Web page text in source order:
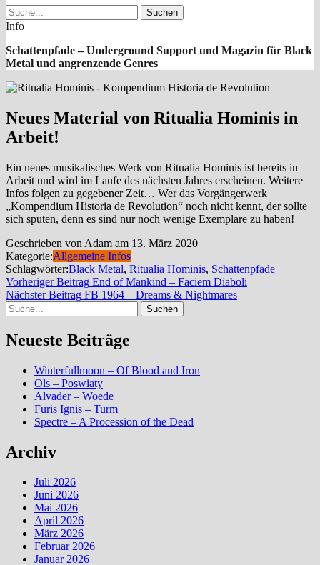
Suche
Info
Schattenpfade – Underground Support und Magazin für Black
Metal und angrenzende Genres
Neues Material von Ritualia Hominis in
Arbeit!
Ein neues musikalisches Werk von Ritualia Hominis ist bereits in
Arbeit und wird im Laufe des nächsten Jahres erscheinen. Weitere
Infos folgen zu gegebener Zeit… Wer das Vorgängerwerk
„Kompendium Historia de Revolution“ noch nicht kennt, der sollte
sich sputen, denn es sind nur noch wenige Exemplare zu haben!
Geschrieben von Adam am 13. März 2020
Kategorie:Allgemeine Infos
Schlagwörter:Black Metal, Ritualia Hominis, Schattenpfade
Beitragsnavigation
Vorheriger Beitrag End of Mankind – Faciem Diaboli
Nächster Beitrag FB 1964 – Dreams & NightmaresNächster
Suche
Neueste Beiträge
Winterfullmoon – Of Blood and Iron
Ols – Poswiaty
Alvader – Woede
Furis Ignis – Turm
Spectre – A Procession of the Dead
Archiv
Juli 2026
Juni 2026
Mai 2026
April 2026
März 2026
Februar 2026
Januar 2026